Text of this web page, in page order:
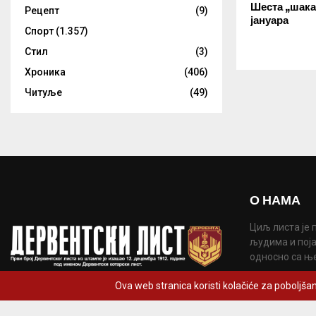
Шеста
јануара
Рецепт
(9)
Спорт (1.357)
Стил
(3)
Хроника
(406)
Читуље
(49)
О НАМА
Циљ листа је
људима и
односно са
Контакт:
Ova web stranica koristi kolačiće za